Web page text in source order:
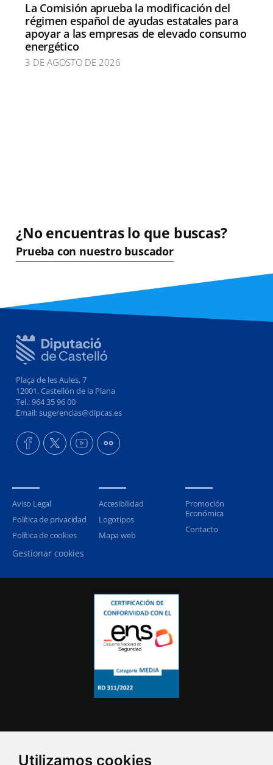
Utilizamos cookies
La Comisión aprueba la modificación del
régimen español de ayudas estatales para
apoyar a las empresas de elevado consumo
energético
3 DE AGOSTO DE 2026
¿No encuentras lo que buscas?
Prueba con nuestro buscador
Plaça de les Aules, 7
12001, Castellón de la Plana
Tel.: 964 35 96 00
Email: sugerencias@dipcas.es
Aviso Legal
Política de privacidad
Política de cookies
Gestionar cookies
Accesibilidad
Logotipos
Mapa web
Promoción
Económica
Contacto